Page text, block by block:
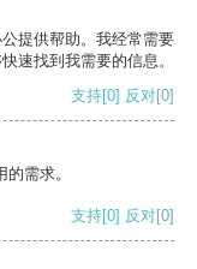
提供帮助。我经常需要
速找到我需要的信息。
支持[0] 反对[0]
需求。
支持[0] 反对[0]